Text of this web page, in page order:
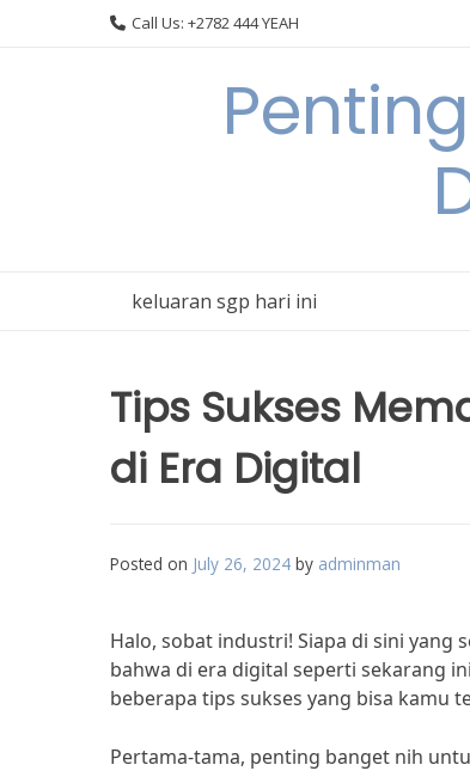
Call Us: +2782 444 YEAH
keluaran sgp hari ini
Tips Sukses
di Era Digital
Posted on July 26, 2024 by adminman
Halo, sobat industri! Siapa di sini
bahwa di era digital seperti sekarang
beberapa tips sukses yang bisa kamu
Pertama-tama, penting banget nih